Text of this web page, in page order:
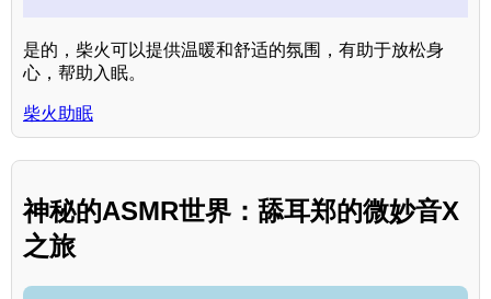
是的，柴火可以提供温暖和舒适的氛围，有助于放松身
心，帮助入眠。
柴火助眠
神秘的ASMR世界：舔耳郑的微妙音X
之旅